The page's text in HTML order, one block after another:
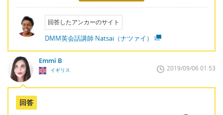
回答したアンカーのサイト
DMM英会話講師 Natsai（ナツァイ）
Emmi B
イギリス 2019/09/06 01:53
回答